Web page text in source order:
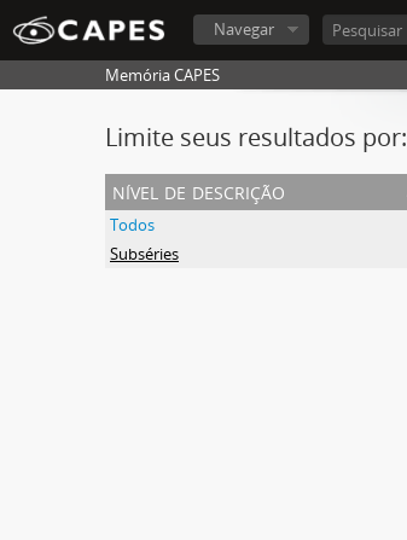
Navegar
Memória CAPES
Limite seus resultados por:
nível de descrição
Todos
Subséries